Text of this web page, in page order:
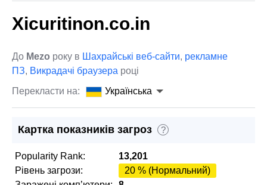
Xicuritinon.co.in
До Mezo року в Шахрайські веб-сайти, рекламне
ПЗ, Викрадачі браузера році
Перекласти на:
Українська
Картка показників загроз ?
Popularity Rank:
13,201
Рівень загрози:
20 % (Нормальний)